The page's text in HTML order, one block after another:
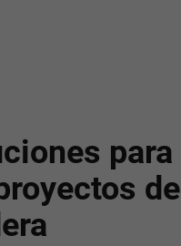
para
de